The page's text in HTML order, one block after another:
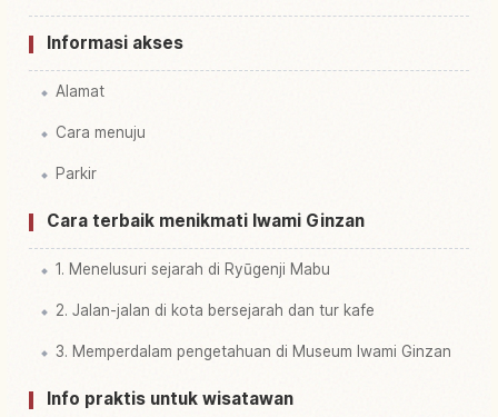
Informasi akses
Alamat
Cara menuju
Parkir
Cara terbaik menikmati Iwami Ginzan
1. Menelusuri sejarah di Ryūgenji Mabu
2. Jalan-jalan di kota bersejarah dan tur kafe
3. Memperdalam pengetahuan di Museum Iwami Ginzan
Info praktis untuk wisatawan